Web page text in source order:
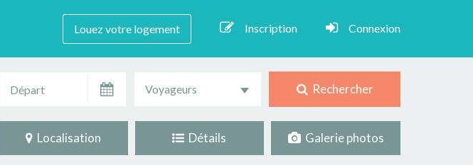
Louez votre logement Inscription Connexion
Voyageurs Rechercher
Localisation Détails Galerie photos